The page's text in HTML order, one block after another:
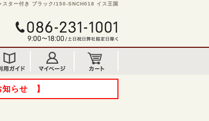
スター付き ブラック/150-SNCH018 イス王国
知らせ 】